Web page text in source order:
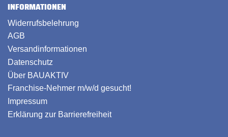
INFORMATIONEN
Widerrufsbelehrung
AGB
Versandinformationen
Datenschutz
Über BAUAKTIV
Franchise-Nehmer m/w/d gesucht!
Impressum
Erklärung zur Barrierefreiheit